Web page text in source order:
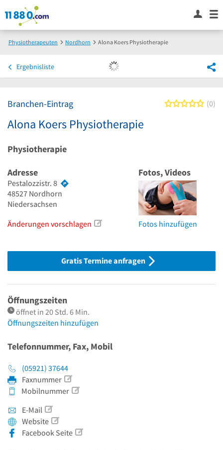
Physiotherapeuten Nordhorn Alona Koers Physiotherapie
Ergebnisliste
Branchen-Eintrag 00
Alona Koers Physiotherapie
Physiotherapie
Adresse
Pestalozzistr. 8
48527 Nordhorn
Niedersachsen
Änderungen vorschlagen
Fotos, Videos
Fotos hinzufügen
Gratis Termine anfragen
Öffnungszeiten
öffnet in 20 Std. 6 Min.
Öffnungszeiten hinzufügen
Telefonnummer, Fax, Mobil
(05921) 37644
Faxnummer
Mobilnummer
E-Mail
Website
Facebook Seite